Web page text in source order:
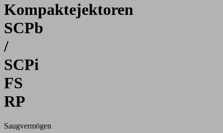
Kompaktejektoren
SCPb
/
SCPi
FS
RP
Saugvermögen